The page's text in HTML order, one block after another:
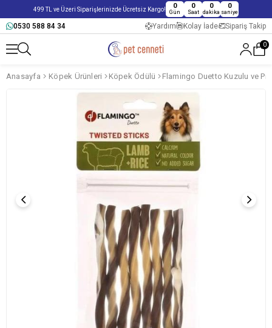
499 TL ve Üzeri Siparişlerinizde Ücretsiz Kargo! 0
Gün
0
Saat
0
dakika
0
saniye
0530 588 84 34 Yardım Kolay İade Sipariş Takip
0
Anasayfa Köpek Ürünleri Köpek Ödülü